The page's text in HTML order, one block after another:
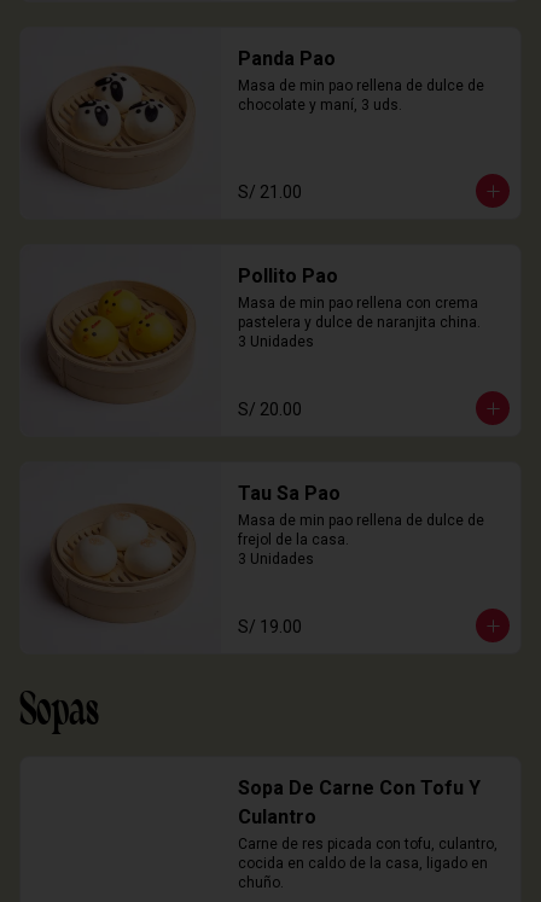
Panda Pao
Masa de min pao rellena de dulce de
chocolate y maní, 3 uds.
S/ 21.00
Pollito Pao
Masa de min pao rellena con crema
pastelera y dulce de naranjita china.
3 Unidades
S/ 20.00
Tau Sa Pao
Masa de min pao rellena de dulce de
frejol de la casa.
3 Unidades
S/ 19.00
Sopas
Sopa De Carne Con Tofu Y
Culantro
Carne de res picada con tofu, culantro,
cocida en caldo de la casa, ligado en
chuño.